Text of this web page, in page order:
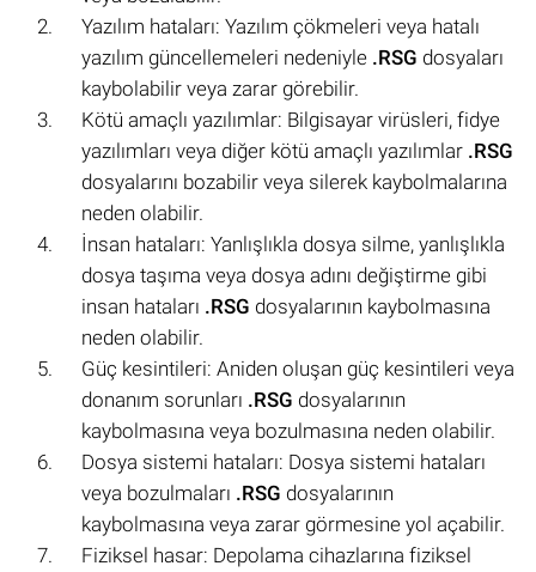
Yazılım hataları: Yazılım çökmeleri veya hatalı
yazılım güncellemeleri nedeniyle .RSG dosyaları
kaybolabilir veya zarar görebilir.
Kötü amaçlı yazılımlar: Bilgisayar virüsleri, fidye
yazılımları veya diğer kötü amaçlı yazılımlar .RSG
dosyalarını bozabilir veya silerek kaybolmalarına
neden olabilir.
İnsan hataları: Yanlışlıkla dosya silme, yanlışlıkla
dosya taşıma veya dosya adını değiştirme gibi
insan hataları .RSG dosyalarının kaybolmasına
neden olabilir.
Güç kesintileri: Aniden oluşan güç kesintileri veya
donanım sorunları .RSG dosyalarının
kaybolmasına veya bozulmasına neden olabilir.
Dosya sistemi hataları: Dosya sistemi hataları
veya bozulmaları .RSG dosyalarının
kaybolmasına veya zarar görmesine yol açabilir.
Fiziksel hasar: Depolama cihazlarına fiziksel